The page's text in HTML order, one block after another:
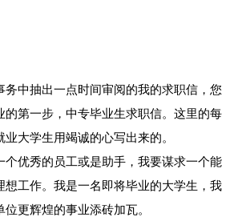
务中抽出一点时间审阅的我的求职信，您
的第一步，中专毕业生求职信。这里的每
大学生用竭诚的心写出来的。
个优秀的员工或是助手，我要谋求一个能
想工作。我是一名即将毕业的大学生，我
更辉煌的事业添砖加瓦。